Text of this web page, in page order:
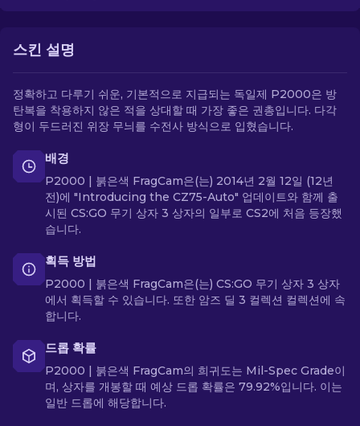
스킨 설명
정확하고 다루기 쉬운, 기본적으로 지급되는 독일제 P2000은 방
탄복을 착용하지 않은 적을 상대할 때 가장 좋은 권총입니다. 다각
형이 두드러진 위장 무늬를 수전사 방식으로 입혔습니다.
배경
P2000 | 붉은색 FragCam은(는) 2014년 2월 12일 (12년
전)에 "Introducing the CZ75-Auto" 업데이트와 함께 출
시된 CS:GO 무기 상자 3 상자의 일부로 CS2에 처음 등장했
습니다.
획득 방법
P2000 | 붉은색 FragCam은(는) CS:GO 무기 상자 3 상자
에서 획득할 수 있습니다. 또한 암즈 딜 3 컬렉션 컬렉션에 속
합니다.
드롭 확률
P2000 | 붉은색 FragCam의 희귀도는 Mil-Spec Grade이
며, 상자를 개봉할 때 예상 드롭 확률은 79.92%입니다. 이는
일반 드롭에 해당합니다.